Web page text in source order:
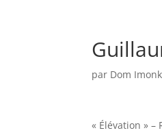
par Dom Imonk
« Élévation » –